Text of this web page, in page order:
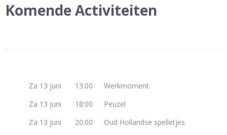
Komende Activiteiten
Za 13 juni 13:00
Werkmoment
Za 13 juni
18:00
Peuzel
Za 13 juni
20:00
Oud Hollandse spelletjes